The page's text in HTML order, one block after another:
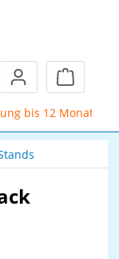
bis 12 Monate